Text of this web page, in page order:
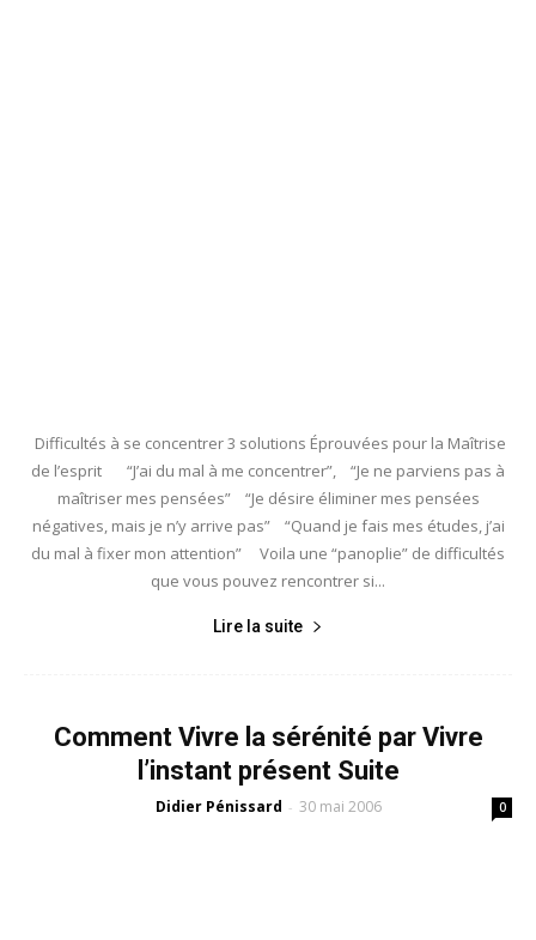
Difficultés à se concentrer 3 solutions Éprouvées pour la Maîtrise
de l’esprit “J’ai du mal à me concentrer”, “Je ne parviens pas à
maîtriser mes pensées” “Je désire éliminer mes pensées
négatives, mais je n’y arrive pas” “Quand je fais mes études, j’ai
du mal à fixer mon attention” Voila une “panoplie” de difficultés
que vous pouvez rencontrer si...
Lire la suite
Comment Vivre la sérénité par Vivre
l’instant présent Suite
Didier Pénissard - 30 mai 2006 0